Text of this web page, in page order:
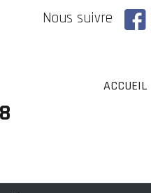
Nous suivre
ACCUEIL